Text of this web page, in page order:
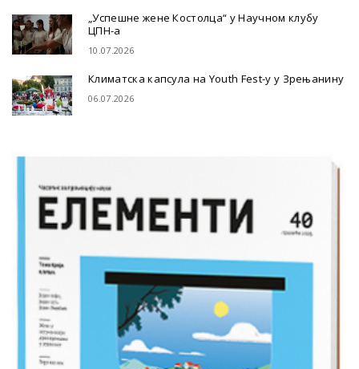
„Успешне жене Костолца“ у Научном клубу
ЦПН-а
10.07.2026
Климатска капсула на Youth Fest-у у Зрењанину
06.07.2026